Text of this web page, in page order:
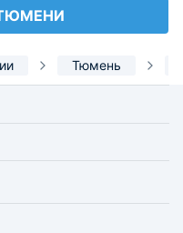
Тюмень